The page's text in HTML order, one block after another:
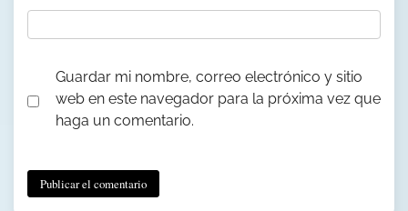
Guardar mi nombre, correo electrónico y sitio
web en este navegador para la próxima vez que
haga un comentario.